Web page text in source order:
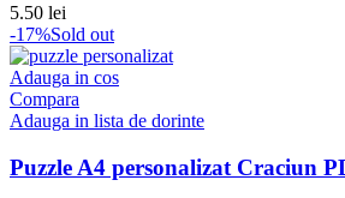
5.50 lei
-17%Sold out
Adauga in cos
Compara
Adauga in lista de dorinte
Puzzle A4 personalizat Craciun